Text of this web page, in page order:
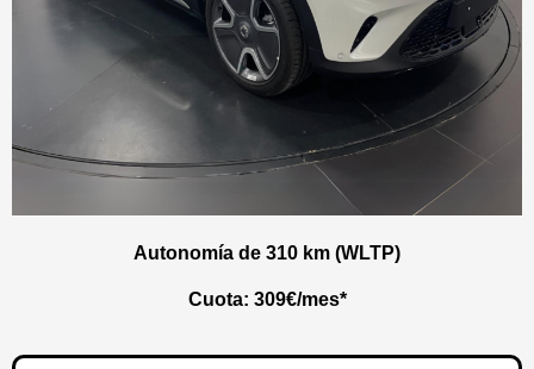
Autonomía de 310 km (WLTP)
Cuota: 309€/mes*